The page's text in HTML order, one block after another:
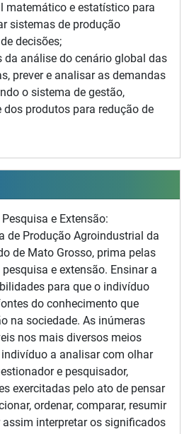
matemático e estatístico para
sistemas de produção
decisões;
da análise do cenário global das
prever e analisar as demandas
o sistema de gestão,
produtos para redução de
e Extensão:
de Produção Agroindustrial da
de Mato Grosso, prima pelas
e extensão. Ensinar a
para que o indivíduo
do conhecimento que
na sociedade. As inúmeras
nos mais diversos meios
a analisar com olhar
e pesquisador,
exercitadas pelo ato de pensar
ordenar, comparar, resumir
assim interpretar os significados